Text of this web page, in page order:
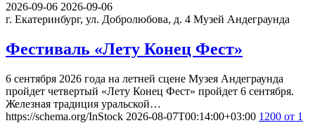
2026-09-06 2026-09-06
г. Екатеринбург, ул. Добролюбова, д. 4 Музей Андеграунда
Фестиваль «Лету Конец Фест»
6 сентября 2026 года на летней сцене Музея Андеграунда
пройдет четвертый «Лету Конец Фест» пройдет 6 сентября.
Железная традиция уральской…
https://schema.org/InStock 2026-08-07T00:14:00+03:00 1200 от 1